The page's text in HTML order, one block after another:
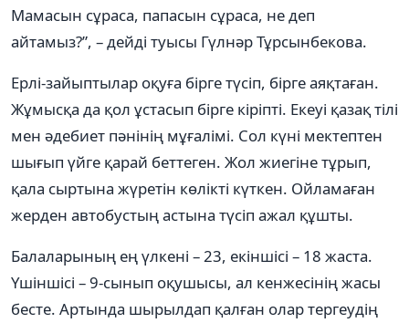
Мамасын сұраса, папасын сұраса, не деп
айтамыз?”, – дейді туысы Гүлнәр Тұрсынбекова.
Ерлі-зайыптылар оқуға бірге түсіп, бірге аяқтаған.
Жұмысқа да қол ұстасып бірге кіріпті. Екеуі қазақ тілі
мен әдебиет пәнінің мұғалімі. Сол күні мектептен
шығып үйге қарай беттеген. Жол жиегіне тұрып,
қала сыртына жүретін көлікті күткен. Ойламаған
жерден автобустың астына түсіп ажал құшты.
Балаларының ең үлкені – 23, екіншісі – 18 жаста.
Үшіншісі – 9-сынып оқушысы, ал кенжесінің жасы
бесте. Артында шырылдап қалған олар тергеудің